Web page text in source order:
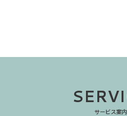
サービス案内